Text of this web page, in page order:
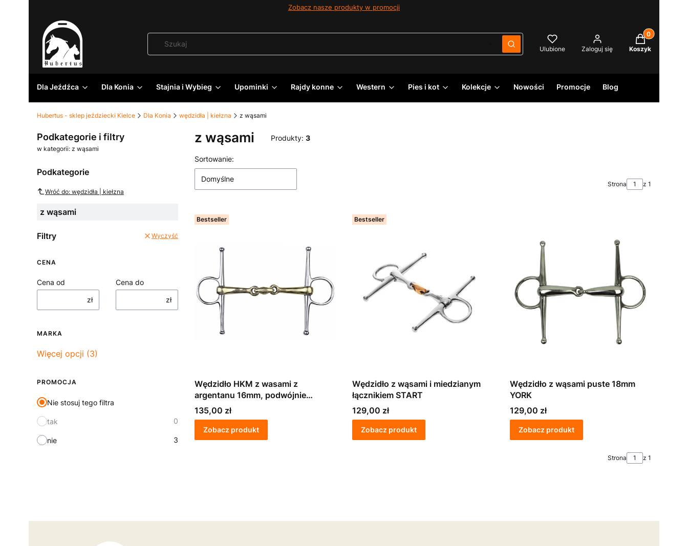
Zobacz nasze produkty w promocji
WyczyśćSzukaj Ulubione Zaloguj się
Produkty w
Koszyk
Dla Jeźdźca Dla Konia Stajnia i Wybieg Upominki Rajdy konne Western Pies i kot Kolekcje Nowości Promocje Blog
Hubertus - sklep jeździecki Kielce Dla Konia wędzidła | kiełzna z wąsami
Podkategorie i filtry
w kategorii: z wąsami
Podkategorie
Wróć do: wędzidła | kiełzna
z wąsami
Filtry Wyczyść
CENA
Cena od
zł
Cena do
zł
MARKA
Marka
Więcej opcji (3)
PROMOCJA
Nie stosuj tego filtra
tak 0
nie 3
z wąsami Produkty: 3
Lista produktów
Sortowanie:
Domyślne
Strona z 1
Bestseller
Wędzidło HKM z wasami z
argentanu 16mm, podwójnie
łamane
Cena
135,00 zł
Zobacz produkt
Bestseller
Wędzidło z wąsami i miedzianym
łącznikiem START
Cena
129,00 zł
Zobacz produkt
Wędzidło z wąsami puste 18mm
YORK
Cena
129,00 zł
Zobacz produkt
Strona z 1